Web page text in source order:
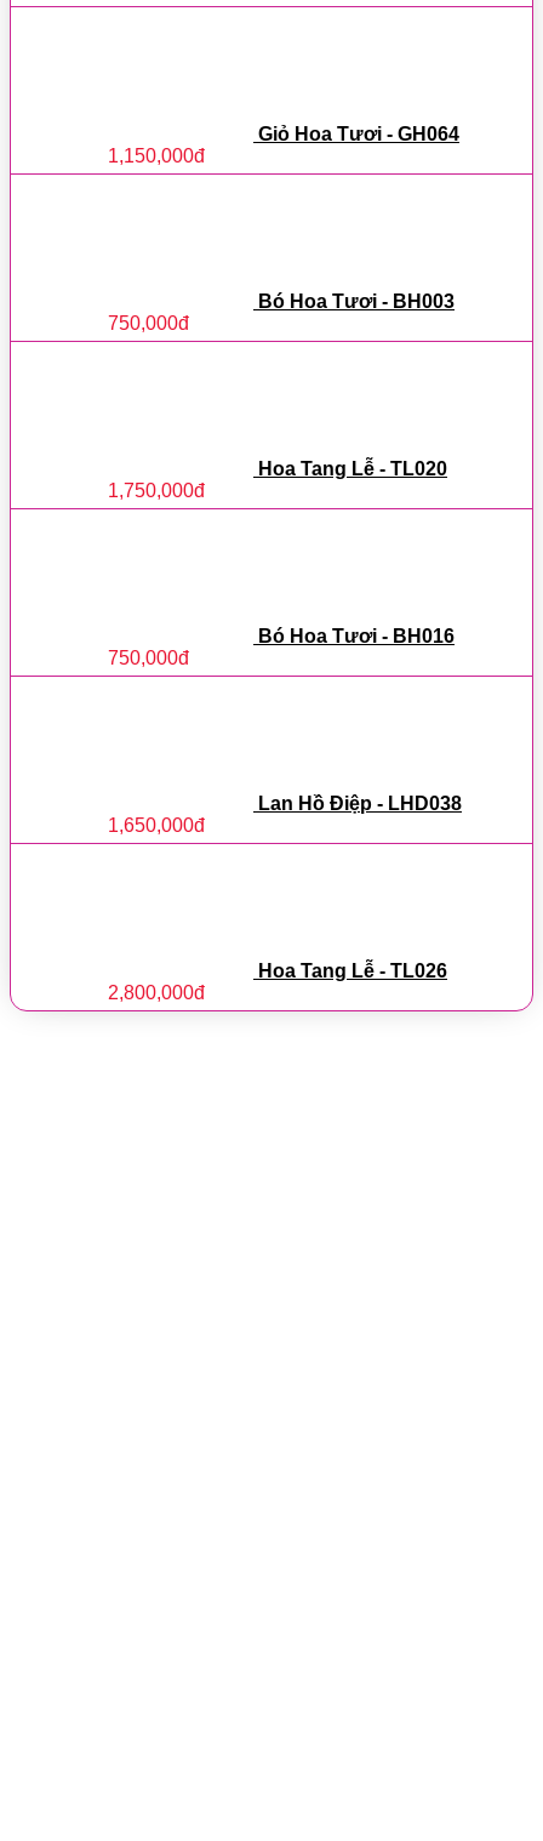
Giỏ Hoa Tươi - GH064
1,150,000đ
Bó Hoa Tươi - BH003
750,000đ
Hoa Tang Lễ - TL020
1,750,000đ
Bó Hoa Tươi - BH016
750,000đ
Lan Hồ Điệp - LHD038
1,650,000đ
Hoa Tang Lễ - TL026
2,800,000đ